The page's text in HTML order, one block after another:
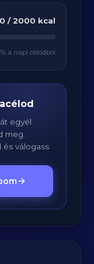
/ 2000 kcal
% a napi célodból
egyél
meg
és válogass